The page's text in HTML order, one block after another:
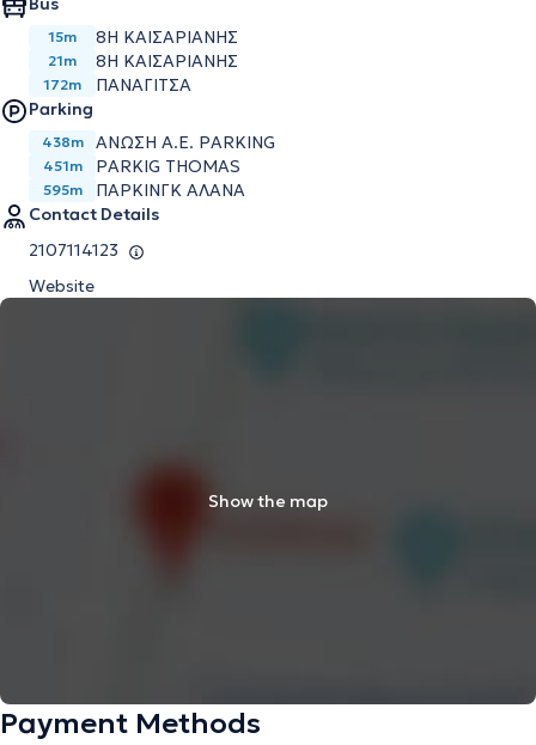
15m 8Η ΚΑΙΣΑΡΙΑΝΗΣ
21m 8Η ΚΑΙΣΑΡΙΑΝΗΣ
172m
ΠΑΝΑΓΙΤΣΑ
Parking
438m ΑΝΩΣΗ Α.Ε. PARKING
451m PARKIG THOMAS
595m
ΠΑΡΚΙΝΓΚ ΑΛΑΝΑ
Contact Details
2107114123
Website
Show the map
Payment Methods